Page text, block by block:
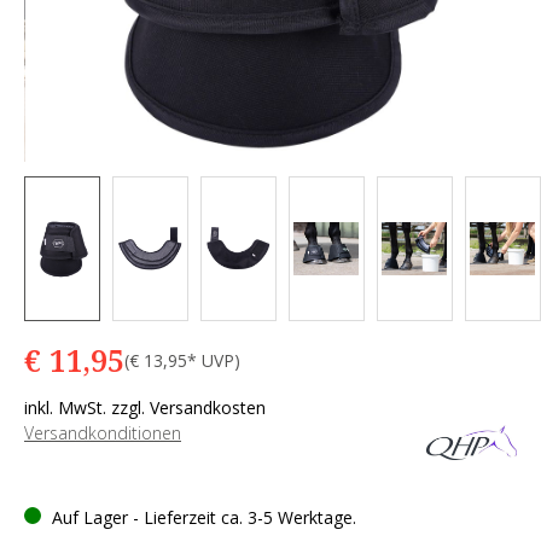
€ 11,95(€ 13,95* UVP)
inkl. MwSt. zzgl. Versandkosten
Versandkonditionen
Auf Lager - Lieferzeit ca. 3-5 Werktage.